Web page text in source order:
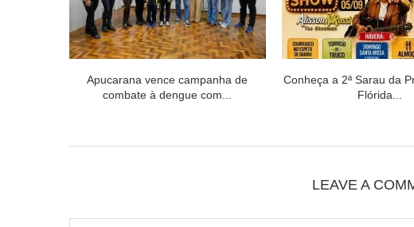
Apucarana vence campanha de
combate à dengue com...
Conheça a 2ª Sarau da
Flórida...
LEAVE A